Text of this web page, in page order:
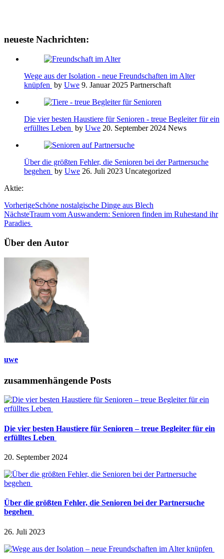
neueste Nachrichten:
Wege aus der Isolation - neue Freundschaften im Alter
knüpfen by Uwe 9. Januar 2025 Partnerschaft
Die vier besten Haustiere für Senioren - treue Begleiter für ein
erfülltes Leben by Uwe 20. September 2024 News
Über die größten Fehler, die Senioren bei der Partnersuche
begehen by Uwe 26. Juli 2023 Uncategorized
Aktie:
VorherigeSchöne nostalgische Dinge aus Blech
NächsteTraum vom Auswandern: Senioren finden im Ruhestand ihr
Paradies
Über den Autor
uwe
zusammenhängende Posts
Die vier besten Haustiere für Senioren – treue Begleiter für ein
erfülltes Leben
20. September 2024
Über die größten Fehler, die Senioren bei der Partnersuche
begehen
26. Juli 2023